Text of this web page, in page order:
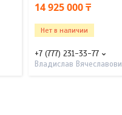
14 925 000 ₸
Нет в наличии
+7 (777) 231-33-77
Владислав